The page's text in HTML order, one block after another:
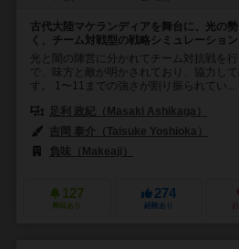
古代大陸マケランディアを舞台に、光の
く、チーム対戦型の戦略シミュレーショ
光と闇の陣営に分かれてチーム対抗戦を
で、味方と敵が明かされており、協力し
す。 1〜11までの強さが割り振られてい...
足利 政紀（Masaki Ashikaga）
吉岡 泰介（Taisuke Yoshioka）
負味（Makeaji）
127
興味あり
274
経験あり